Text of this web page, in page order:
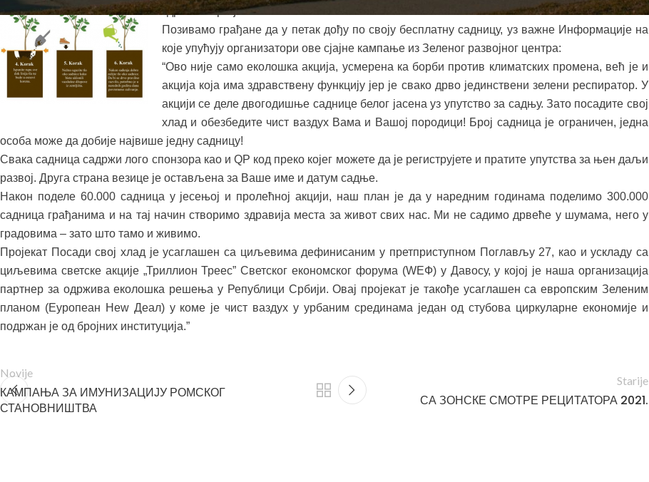
здравље грађана.
Позивамо грађане да у петак дођу по своју бесплатну садницу, уз важне Информације на
које упућују организатори ове сјајне кампање из Зеленог развојног центра:
“Ово није само еколошка акција, усмерена ка борби против климатских промена, већ је и
акција која има здравствену функцију јер је свако дрво јединствени зелени респиратор. У
акцији се деле двогодишње саднице белог јасена уз упутство за садњу. Зато посадите свој
хлад и обезбедите чист ваздух Вама и Вашој породици! Број садница је ограничен, једна
особа може да добије највише једну садницу!
Свака садница садржи лого спонзора као и QР код преко којег можете да је региструјете и пратите упутства за њен даљи
развој. Друга страна везице је остављена за Ваше име и датум садње.
Након поделе 60.000 садница у јесењој и пролећној акцији, наш план је да у наредним годинама поделимо 300.000
садница грађанима и на тај начин створимо здравија места за живот свих нас. Ми не садимо дрвеће у шумама, него у
градовима – зато што тамо и живимо.
Пројекат Посади свој хлад је усаглашен са циљевима дефинисаним у претприступном Поглављу 27, као и ускладу са
циљевима светске акције „Триллион Треес” Светског економског форума (WЕФ) у Давосу, у којој је наша организација
партнер за одржива еколошка решења у Републици Србији. Овај пројекат је такође усаглашен са европским Зеленим
планом (Еуропеан Неw Деал) у коме је чист ваздух у урбаним срединама један од стубова циркуларне економије и
подржан је од бројних институција.”
Novije
КАМПАЊА ЗА ИМУНИЗАЦИЈУ РОМСКОГ
СТАНОВНИШТВА
Starije
СА ЗОНСКЕ СМОТРЕ РЕЦИТАТОРА 2021.